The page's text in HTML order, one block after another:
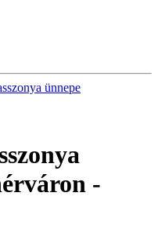
ünnepe
-